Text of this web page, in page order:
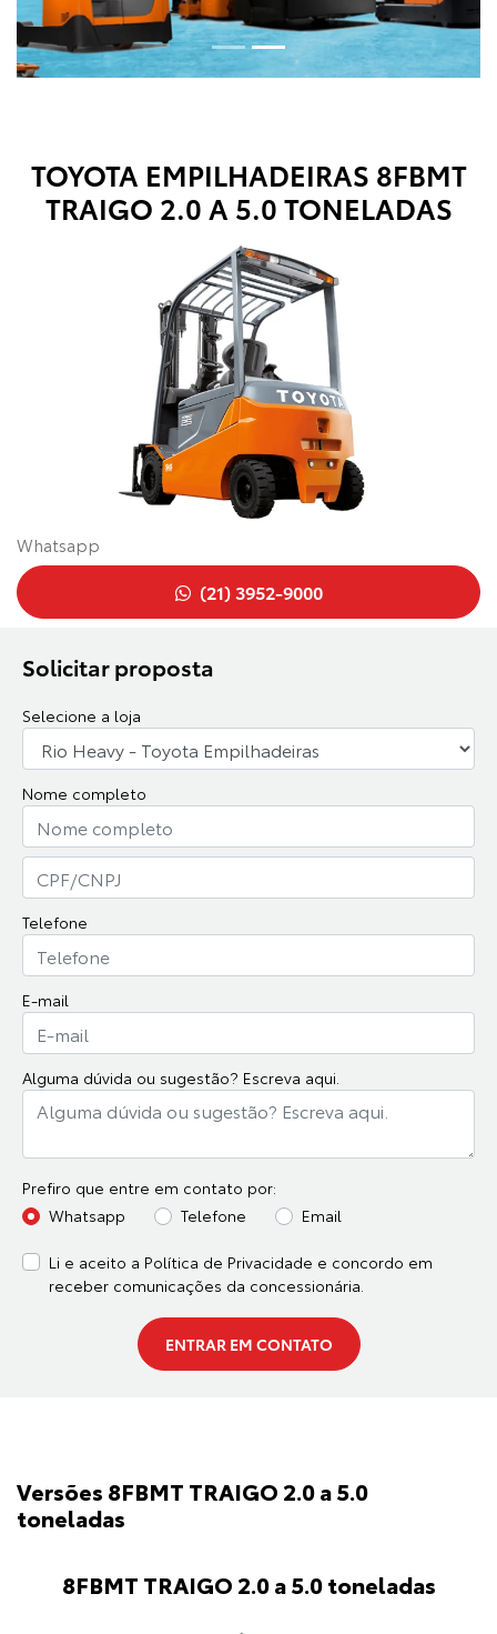
TOYOTA EMPILHADEIRAS 8FBMT
TRAIGO 2.0 A 5.0 TONELADAS
Solicitar proposta
Selecione a loja
Nome completo
Telefone
E-mail
Alguma dúvida ou sugestão? Escreva aqui.
Prefiro que entre em contato por:
Whatsapp
Telefone Email
Li e aceito a Política de Privacidade e concordo em
receber comunicações da concessionária.
ENTRAR EM CONTATO
Whatsapp
(21) 3952-9000
Versões 8FBMT TRAIGO 2.0 a 5.0
toneladas
8FBMT TRAIGO 2.0 a 5.0 toneladas